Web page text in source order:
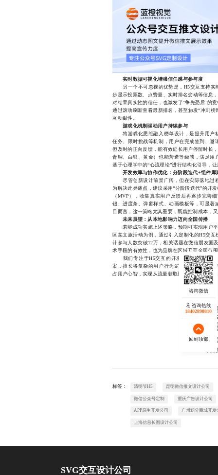
实时数据可视化增强信任感与参与度
另一个不可忽视的优势是，H5交互支持实
步显示投票数、点赞量、实时排名变动等信息
对结果真实性的信任，也激发了“争先恐后”的
通过滚动刷新查看最新排名，甚至触发“冲刺
互动黏性。
游戏化机制驱动用户持续参与
将游戏化思维融入榜单设计，是提升用户
任务、限时挑战等机制，用户在完成签到、
但及时的正向反馈，能有效延长用户停留时长
青铜、白银、黄金）也能营造等级感，满足
基于心理学中的“心流理论”进行结构化引导，
开发效率与协作优化：分阶段迭代+组件库
尽管创新设计前景广阔，但在实际落地过
为解决此类痛点，建议采用“分阶段迭代”的开
（MVP），收集真实用户反馈后再逐步完善
钮、进度条、弹窗样式、动画模板等，可显
目而言，这一策略尤其重要，既能控制成本，
未来展望：从本地影响力迈向全国传播
若能成功实施上述策略，预期可实现用户平
区某文旅活动为例，通过引入定制化的H5交
计参与人数突破12万，相关话题在微信朋友圈
术手段的有效性，也为品牌在区域乃至全国范
我们专注于H5交互的开发制作，致力于为
案，擅长将复杂的用户行为逻辑转化为流畅
占用户心智，实现从流量获取到品牌沉淀的跨越
欢
标签： 清明节H5 昆明微信推文设计公司
微信公众号定制 重庆广告设计公司
APP原生开发公司 广州积分商城开发
上海信息长图设计公司
咨询热线
18402890810
回到顶部
SVG交互设计公司